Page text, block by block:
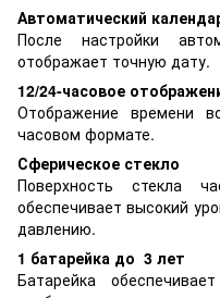
Автоматический
После настройки
отображает точную дату.
12/24-часовое
Отображение времени
часовом формате.
Сферическое стекло
Поверхность стекла
обеспечивает высокий
давлению.
1 батарейка до 3 лет
Батарейка